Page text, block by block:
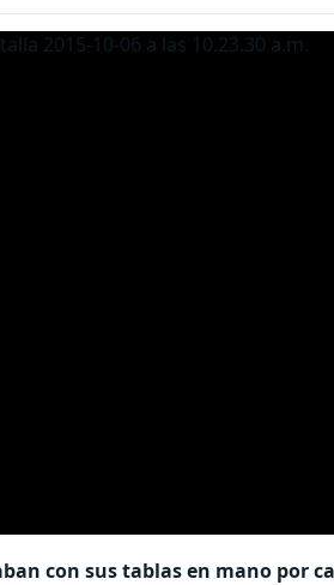
con sus tablas en mano por